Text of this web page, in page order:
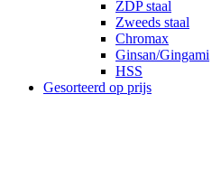
ZDP staal
Zweeds staal
Chromax
Ginsan/Gingami
HSS
Gesorteerd op prijs